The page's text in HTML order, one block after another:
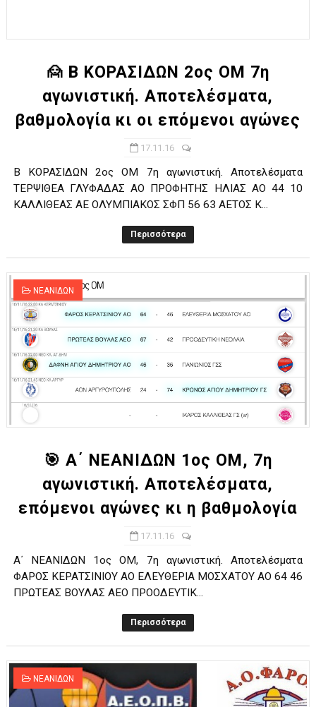
🙍 Β ΚΟΡΑΣΙΔΩΝ 2ος ΟΜ 7η
αγωνιστική. Αποτελέσματα,
βαθμολογία κι οι επόμενοι αγώνες
17.11.16
Β ΚΟΡΑΣΙΔΩΝ 2ος ΟΜ 7η αγωνιστική. Αποτελέσματα
ΤΕΡΨΙΘΕΑ ΓΛΥΦΑΔΑΣ ΑΟ ΠΡΟΦΗΤΗΣ ΗΛΙΑΣ ΑΟ 44 10
ΚΑΛΛΙΘΕΑΣ ΑΕ ΟΛΥΜΠΙΑΚΟΣ ΣΦΠ 56 63 ΑΕΤΟΣ Κ...
Περισσότερα
ΝΕΑΝΙΔΩΝ
🎯 A΄ ΝΕΑΝΙΔΩΝ 1ος ΟΜ, 7η
αγωνιστική. Αποτελέσματα,
επόμενοι αγώνες κι η βαθμολογία
17.11.16
A΄ ΝΕΑΝΙΔΩΝ 1ος ΟΜ, 7η αγωνιστική. Αποτελέσματα
ΦΑΡΟΣ ΚΕΡΑΤΣΙΝΙΟΥ ΑΟ ΕΛΕΥΘΕΡΙΑ ΜΟΣΧΑΤΟΥ ΑΟ 64 46
ΠΡΩΤΕΑΣ ΒΟΥΛΑΣ ΑΕΟ ΠΡΟΟΔΕΥΤΙΚ...
Περισσότερα
ΝΕΑΝΙΔΩΝ